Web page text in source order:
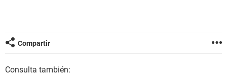
Compartir
Consulta también: